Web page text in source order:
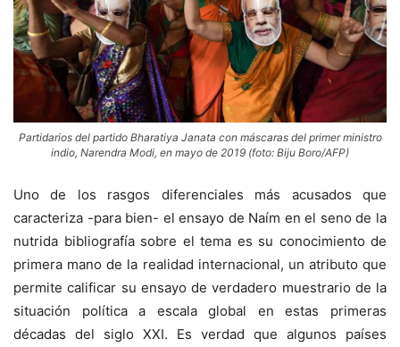
Partidarios del partido Bharatiya Janata con máscaras del primer ministro
indio, Narendra Modi, en mayo de 2019 (foto: Biju Boro/AFP)
Uno de los rasgos diferenciales más acusados que
caracteriza -para bien- el ensayo de Naím en el seno de la
nutrida bibliografía sobre el tema es su conocimiento de
primera mano de la realidad internacional, un atributo que
permite calificar su ensayo de verdadero muestrario de la
situación política a escala global en estas primeras
décadas del siglo XXI. Es verdad que algunos países